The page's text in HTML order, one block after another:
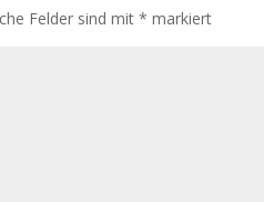
Felder sind mit* markiert